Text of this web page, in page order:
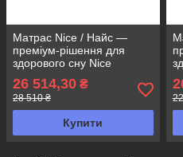
Матрас Nice / Найс —
преміум-рішення для
здорового сну Nice
180*200
26 514,30 ₴
28 510 ₴
Купити